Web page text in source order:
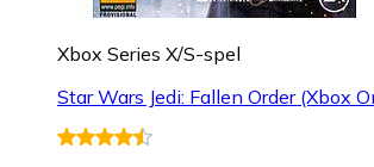
Xbox Series X/S-spel
Star Wars Jedi: Fallen Order (Xbox